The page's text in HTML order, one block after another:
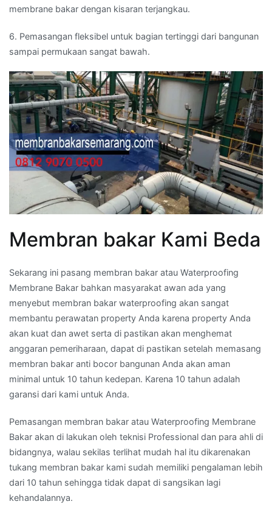
membrane bakar dengan kisaran terjangkau.
6. Pemasangan fleksibel untuk bagian tertinggi dari bangunan
sampai permukaan sangat bawah.
Membran bakar Kami Beda
Sekarang ini pasang membran bakar atau Waterproofing
Membrane Bakar bahkan masyarakat awan ada yang
menyebut membran bakar waterproofing akan sangat
membantu perawatan property Anda karena property Anda
akan kuat dan awet serta di pastikan akan menghemat
anggaran pemeriharaan, dapat di pastikan setelah memasang
membran bakar anti bocor bangunan Anda akan aman
minimal untuk 10 tahun kedepan. Karena 10 tahun adalah
garansi dari kami untuk Anda.
Pemasangan membran bakar atau Waterproofing Membrane
Bakar akan di lakukan oleh teknisi Professional dan para ahli di
bidangnya, walau sekilas terlihat mudah hal itu dikarenakan
tukang membran bakar kami sudah memiliki pengalaman lebih
dari 10 tahun sehingga tidak dapat di sangsikan lagi
kehandalannya.